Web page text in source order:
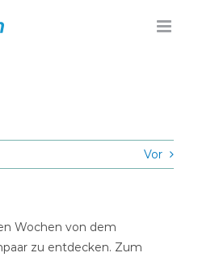
Vor
Wochen von dem
zu entdecken. Zum